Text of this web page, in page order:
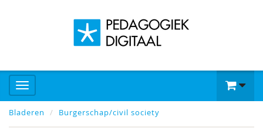
Bladeren Burgerschap/civil society